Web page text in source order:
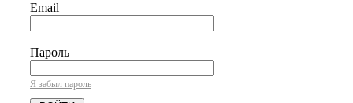
Email
Пароль
Я забыл пароль